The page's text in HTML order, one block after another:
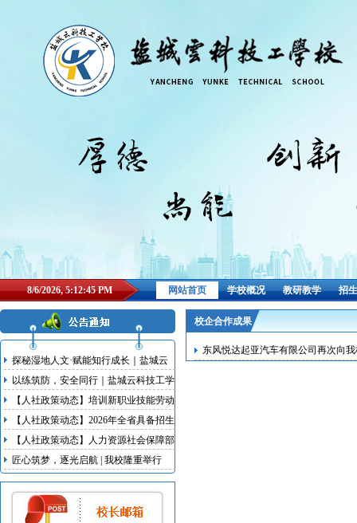
8/6/2026, 5:12:46 PM 网站首页 学校概况 教研教学 招
探秘湿地人文·赋能知行成长｜盐城云
科技工学校研学实践活动
以练筑防，安全同行｜盐城云科技工学
校开展地震、消防双应急疏散演练
【人社政策动态】培训新职业技能劳动
者不少于100万人次 江苏启动新职业新
岗位培育行动
【人社政策动态】2026年全省具备招生
资质技工院校名录发布
【人社政策动态】人力资源社会保障部
等5部门联合出台我国首部明确超龄劳
动者权益的专门规章
匠心筑梦，逐光启航 | 我校隆重举行
2026届毕业典礼暨实习欢送会
校企合作成果
东风悦达起亚汽车有限公司再次向